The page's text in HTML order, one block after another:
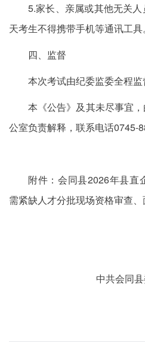
5.家长、亲属或其他无关
天考生不得携带手机等通讯工具。
四、监督
本次考试由纪委监委全程监
本《公告》及其未尽事宜
公室负责解释，联系电话0745-
附件：会同县2026年县直
需紧缺人才分批现场资格审查
中共会同